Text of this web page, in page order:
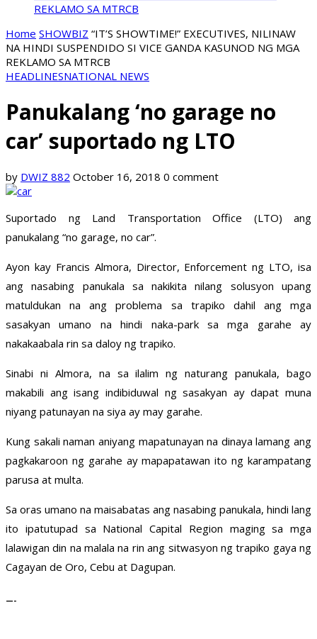
REKLAMO SA MTRCB
Home SHOWBIZ “IT’S SHOWTIME!” EXECUTIVES, NILINAW
NA HINDI SUSPENDIDO SI VICE GANDA KASUNOD NG MGA
REKLAMO SA MTRCB
HEADLINESNATIONAL NEWS
Panukalang ‘no garage no
car’ suportado ng LTO
by DWIZ 882 October 16, 2018 0 comment
Suportado ng Land Transportation Office (LTO) ang
panukalang “no garage, no car”.
Ayon kay Francis Almora, Director, Enforcement ng LTO, isa
ang nasabing panukala sa nakikita nilang solusyon upang
matuldukan na ang problema sa trapiko dahil ang mga
sasakyan umano na hindi naka-park sa mga garahe ay
nakakaabala rin sa daloy ng trapiko.
Sinabi ni Almora, na sa ilalim ng naturang panukala, bago
makabili ang isang indibiduwal ng sasakyan ay dapat muna
niyang patunayan na siya ay may garahe.
Kung sakali naman aniyang mapatunayan na dinaya lamang ang
pagkakaroon ng garahe ay mapapatawan ito ng karampatang
parusa at multa.
Sa oras umano na maisabatas ang nasabing panukala, hindi lang
ito ipatutupad sa National Capital Region maging sa mga
lalawigan din na malala na rin ang sitwasyon ng trapiko gaya ng
Cagayan de Oro, Cebu at Dagupan.
—-